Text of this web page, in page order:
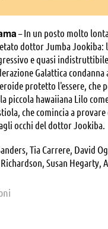
– In un posto molto
dottor Jumba Jookiba:
e quasi
Galattica
protetto l'essere, che
piccola hawaiiana Lilo
che comincia a
occhi del dottor Jookiba.
Tia Carrere, David
Susan
Valerie Flueger